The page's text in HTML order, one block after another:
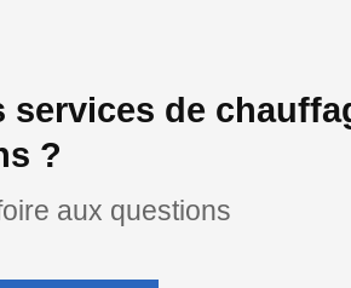
de
?
aux questions